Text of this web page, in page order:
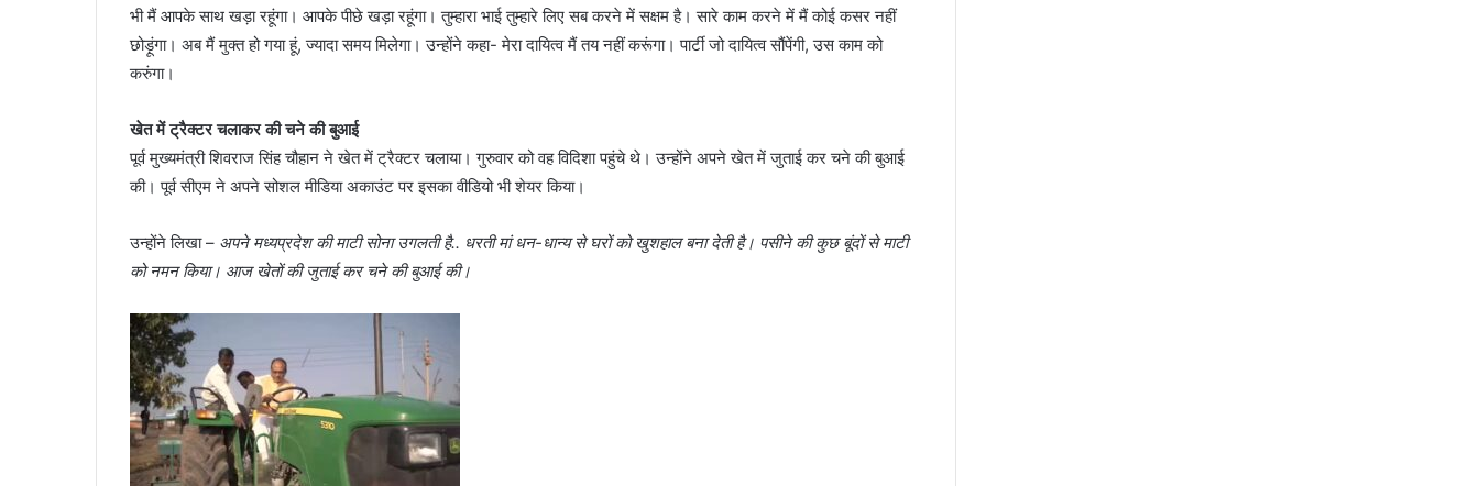
भी मैं आपके साथ खड़ा रहूंगा। आपके पीछे खड़ा रहूंगा। तुम्हारा भाई तुम्हारे लिए सब करने में सक्षम है। सारे काम करने में मैं कोई कसर नहीं
छोड़ूंगा। अब मैं मुक्त हो गया हूं, ज्यादा समय मिलेगा। उन्होंने कहा- मेरा दायित्व मैं तय नहीं करूंगा। पार्टी जो दायित्व सौंपेंगी, उस काम को
करुंगा।
खेत में ट्रैक्टर चलाकर की चने की बुआई
पूर्व मुख्यमंत्री शिवराज सिंह चौहान ने खेत में ट्रैक्टर चलाया। गुरुवार को वह विदिशा पहुंचे थे। उन्होंने अपने खेत में जुताई कर चने की बुआई
की। पूर्व सीएम ने अपने सोशल मीडिया अकाउंट पर इसका वीडियो भी शेयर किया।
उन्होंने लिखा – अपने मध्यप्रदेश की माटी सोना उगलती है.. धरती मां धन-धान्य से घरों को खुशहाल बना देती है। पसीने की कुछ बूंदों से माटी
को नमन किया। आज खेतों की जुताई कर चने की बुआई की।